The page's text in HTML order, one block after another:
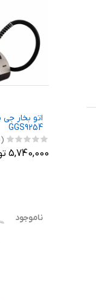
اتو بخار
GGS9254
(0)
5,740,000 تومان
ناموجود